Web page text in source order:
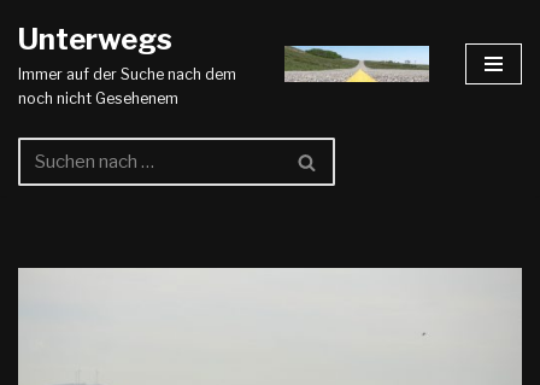
Zum
Inhalt
Unterwegs
Immer auf der Suche nach dem
noch nicht Gesehenem